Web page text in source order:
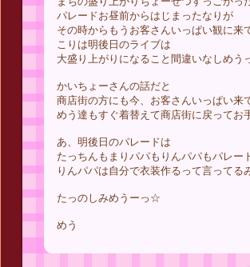
パレードお昼前からはじまったなりが
その時からもうお客さんいっぱい観に来
こりは明後日のライブは
大盛り上がりになること間違いなしめう
かいちょーさんの話だと
商店街の方にも今、お客さんいっぱい来
めう達もすぐ着替えて商店街に戻ってお
あ、明後日のパレードは
たっちんもまりパパもりんパパもパレー
りんパパは自分で衣装作るって言ってる
たっのしみめうーっ☆
めう